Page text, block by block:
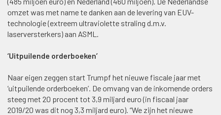
omzet was met name te danken aan de levering van EUV-
technologie (extreem ultraviolette straling d.m.v.
laserversterkers) aan ASML.
‘Uitpuilende orderboeken’
Naar eigen zeggen start Trumpf het nieuwe fiscale jaar met
‘uitpuilende orderboeken’. De omvang van de inkomende orders
steeg met 20 procent tot 3,9 miljard euro (in fiscaal jaar
2019/20 was dit nog 3,3 miljard euro). “We zijn het nieuwe